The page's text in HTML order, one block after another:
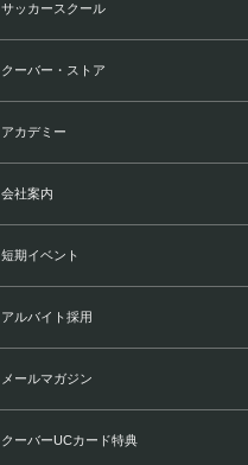
サッカースクール
クーバー・ストア
アカデミー
会社案内
短期イベント
アルバイト採用
メールマガジン
クーバーUCカード特典